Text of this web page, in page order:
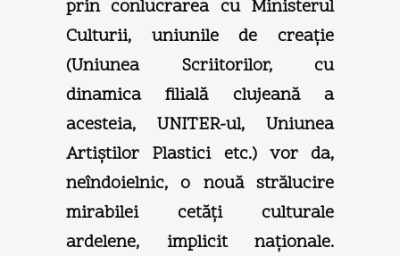
prin conlucrarea cu Ministerul
Culturii, uniunile de creaţie
(Uniunea Scriitorilor, cu
dinamica filială clujeană a
acesteia, UNITER-ul, Uniunea
Artiştilor Plastici etc.) vor da,
neîndoielnic, o nouă strălucire
mirabilei cetăţi culturale
ardelene, implicit naţionale.